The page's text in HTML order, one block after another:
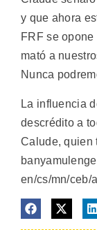
y que ahora
FRF se
mató a
Nunca
La influencia
descrédito a
Calude, quien
en/cs/mn/ceb/